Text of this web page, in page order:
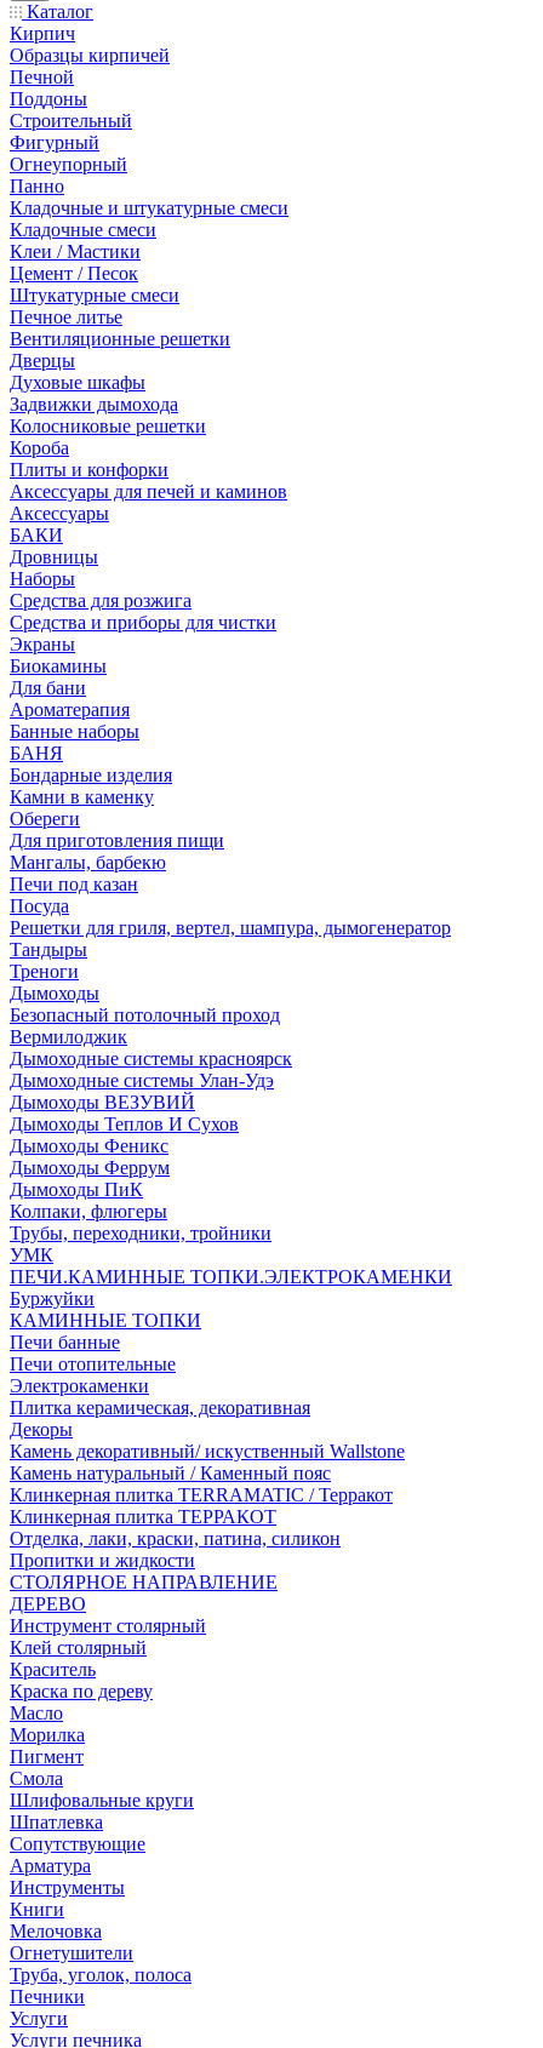
Каталог
Кирпич
Образцы кирпичей
Печной
Поддоны
Строительный
Фигурный
Огнеупорный
Панно
Кладочные и штукатурные смеси
Кладочные смеси
Клеи / Мастики
Цемент / Песок
Штукатурные смеси
Печное литье
Вентиляционные решетки
Дверцы
Духовые шкафы
Задвижки дымохода
Колосниковые решетки
Короба
Плиты и конфорки
Аксессуары для печей и каминов
Аксессуары
БАКИ
Дровницы
Наборы
Средства для розжига
Средства и приборы для чистки
Экраны
Биокамины
Для бани
Ароматерапия
Банные наборы
БАНЯ
Бондарные изделия
Камни в каменку
Обереги
Для приготовления пищи
Мангалы, барбекю
Печи под казан
Посуда
Решетки для гриля, вертел, шампура, дымогенератор
Тандыры
Треноги
Дымоходы
Безопасный потолочный проход
Вермилоджик
Дымоходные системы красноярск
Дымоходные системы Улан-Удэ
Дымоходы ВЕЗУВИЙ
Дымоходы Теплов И Сухов
Дымоходы Феникс
Дымоходы Феррум
Дымоходы ПиК
Колпаки, флюгеры
Трубы, переходники, тройники
УМК
ПЕЧИ.КАМИННЫЕ ТОПКИ.ЭЛЕКТРОКАМЕНКИ
Буржуйки
КАМИННЫЕ ТОПКИ
Печи банные
Печи отопительные
Электрокаменки
Плитка керамическая, декоративная
Декоры
Камень декоративный/ искуственный Wallstone
Камень натуральный / Каменный пояс
Клинкерная плитка TERRAMATIC / Терракот
Клинкерная плитка ТЕРРАКОТ
Отделка, лаки, краски, патина, силикон
Пропитки и жидкости
СТОЛЯРНОЕ НАПРАВЛЕНИЕ
ДЕРЕВО
Инструмент столярный
Клей столярный
Краситель
Краска по дереву
Масло
Морилка
Пигмент
Смола
Шлифовальные круги
Шпатлевка
Сопутствующие
Арматура
Инструменты
Книги
Мелочовка
Огнетушители
Труба, уголок, полоса
Печники
Услуги
Услуги печника